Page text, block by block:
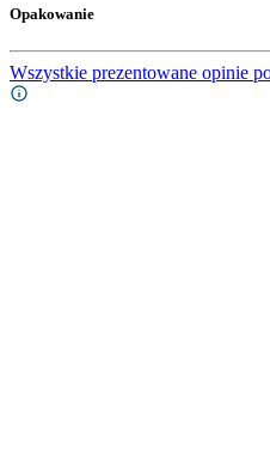
Opakowanie
Wszystkie prezentowane opinie